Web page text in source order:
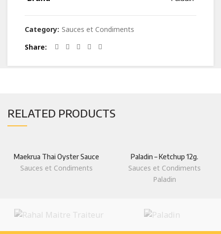
Category: Sauces et Condiments
Share
RELATED PRODUCTS
Maekrua Thai Oyster Sauce
Sauces et Condiments
Paladin – Ketchup 12g.
Sauces et Condiments
Paladin